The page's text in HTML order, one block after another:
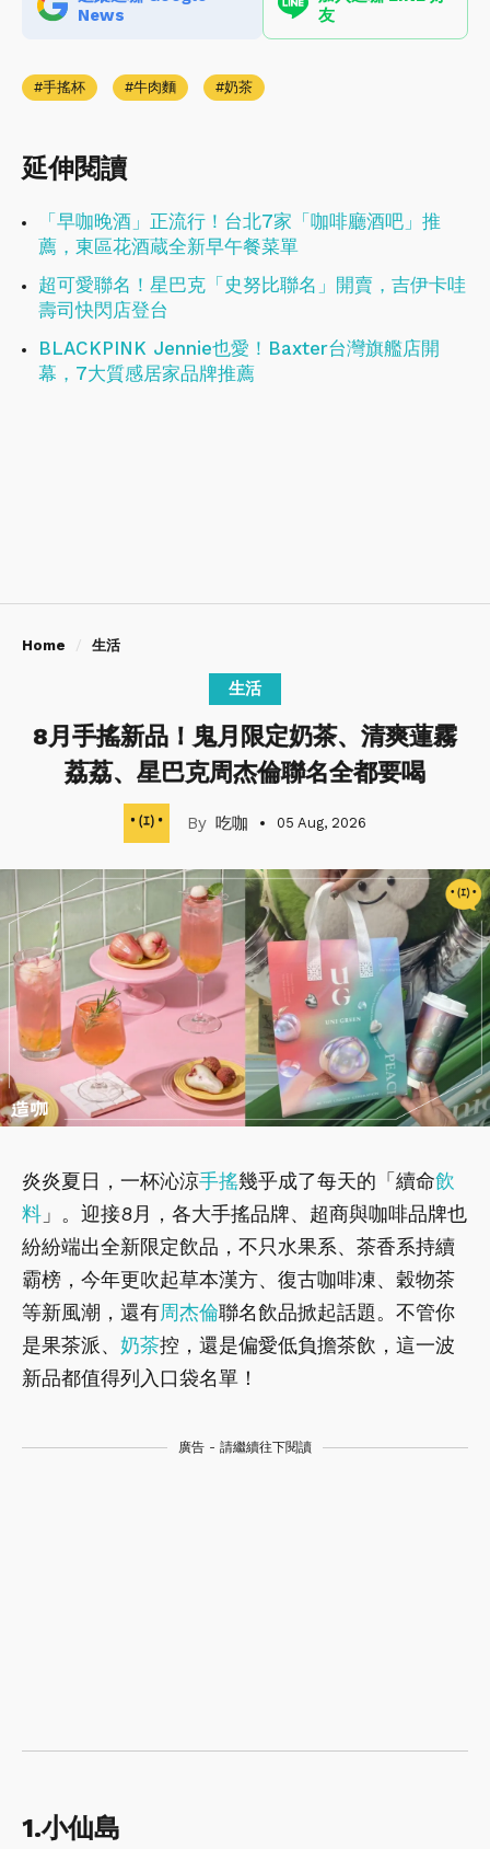
News
友
手搖杯 牛肉麵 奶茶
延伸閱讀
「早咖晚酒」正流行！台北7家「咖啡廳酒吧」推
薦，東區花酒蔵全新早午餐菜單
超可愛聯名！星巴克「史努比聯名」開賣，吉伊卡哇
壽司快閃店登台
BLACKPINK Jennie也愛！Baxter台灣旗艦店開
幕，7大質感居家品牌推薦
Home 生活
生活
8月手搖新品！鬼月限定奶茶、清爽蓮霧
荔荔、星巴克周杰倫聯名全都要喝
吃咖 05 Aug, 2026
炎炎夏日，一杯沁涼手搖幾乎成了每天的「續命飲
料 」。迎接8月，各大手搖品牌、超商與咖啡品牌也
紛紛端出全新限定飲品，不只水果系、茶香系持續
霸榜，今年更吹起草本漢方、復古咖啡凍、穀物茶
等新風潮，還有周杰倫聯名飲品掀起話題。不管你
是果茶派、 奶茶控，還是偏愛低負擔茶飲，這一波
新品都值得列入口袋名單！
廣告 - 請繼續往下閱讀
1.小仙島